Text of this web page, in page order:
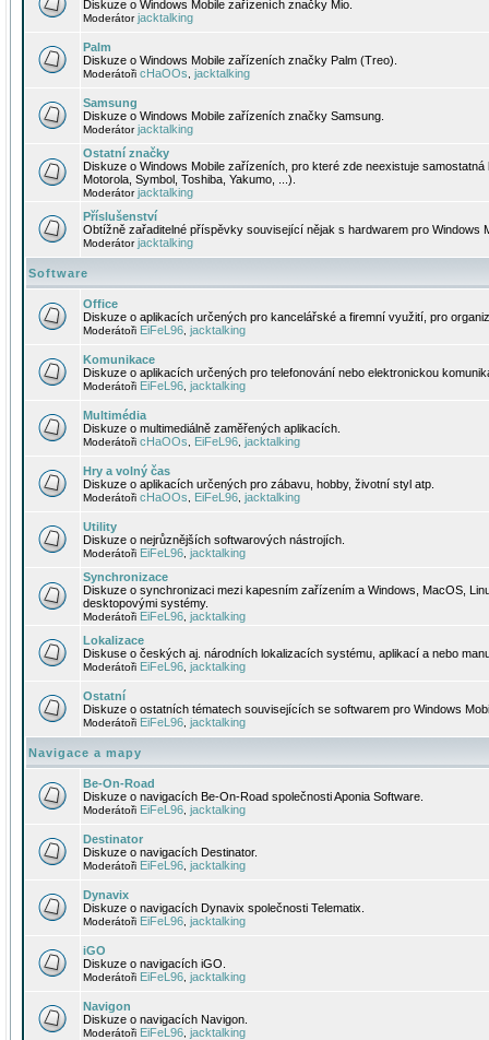
Diskuze o Windows Mobile zařízeních značky Mio.
Moderátorjacktalking
Palm
Diskuze o Windows Mobile zařízeních značky Palm (Treo).
Moderátoři cHaOOs jacktalking
Samsung
Diskuze o Windows Mobile zařízeních značky Samsung.
Moderátorjacktalking
Ostatní značky
Diskuze o Windows Mobile zařízeních, pro které zde neexistuje
Motorola, Symbol, Toshiba, Yakumo, ...).
Moderátorjacktalking
Příslušenství
Obtížně zařaditelné příspěvky související nějak s hardwarem pro Windows
Moderátorjacktalking
Software
Office
Diskuze o aplikacích určených pro kancelářské a firemní využití, pro
Moderátoři EiFeL96 jacktalking
Komunikace
Diskuze o aplikacích určených pro telefonování nebo elektronickou
Moderátoři EiFeL96 jacktalking
Multimédia
Diskuze o multimediálně zaměřených aplikacích.
Moderátoři cHaOOs EiFeL96 jacktalking
Hry a volný čas
Diskuze o aplikacích určených pro zábavu, hobby, životní styl atp.
Moderátoři cHaOOs EiFeL96 jacktalking
Utility
Diskuze o nejrůznějších softwarových nástrojích.
Moderátoři EiFeL96 jacktalking
Synchronizace
Diskuze o synchronizaci mezi kapesním zařízením a Windows, MacOS,
desktopovými systémy.
Moderátoři EiFeL96 jacktalking
Lokalizace
Diskuse o českých aj. národních lokalizacích systému, aplikací a nebo
Moderátoři EiFeL96 jacktalking
Ostatní
Diskuze o ostatních tématech souvisejících se softwarem pro Windows
Moderátoři EiFeL96 jacktalking
Navigace a mapy
Be-On-Road
Diskuze o navigacích Be-On-Road společnosti Aponia Software.
Moderátoři EiFeL96 jacktalking
Destinator
Diskuze o navigacích Destinator.
Moderátoři EiFeL96 jacktalking
Dynavix
Diskuze o navigacích Dynavix společnosti Telematix.
Moderátoři EiFeL96 jacktalking
iGO
Diskuze o navigacích iGO.
Moderátoři EiFeL96 jacktalking
Navigon
Diskuze o navigacích Navigon.
Moderátoři EiFeL96 jacktalking